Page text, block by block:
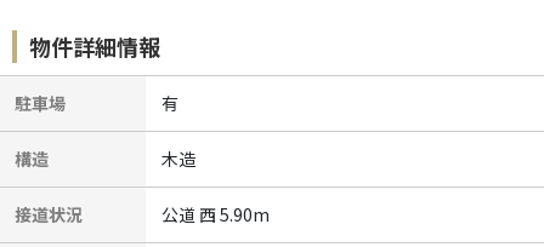
物件詳細情報
駐車場 有
構造 木造
接道状況 公道 西 5.90m